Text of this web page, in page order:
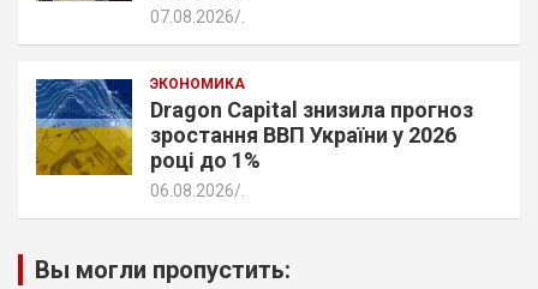
07.08.2026
ЭКОНОМИКА
Dragon Capital знизила прогноз
зростання ВВП України у 2026
році до 1%
06.08.2026
Вы могли пропустить: